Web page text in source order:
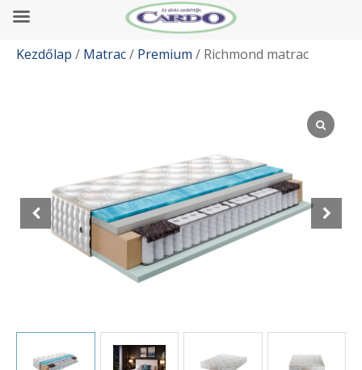
Kezdőlap / Matrac/ Premium / Richmond matrac